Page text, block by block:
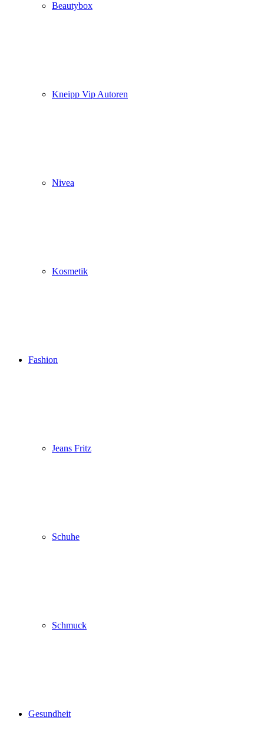
Beautybox
Kneipp Vip Autoren
Nivea
Kosmetik
Fashion
Jeans Fritz
Schuhe
Schmuck
Gesundheit